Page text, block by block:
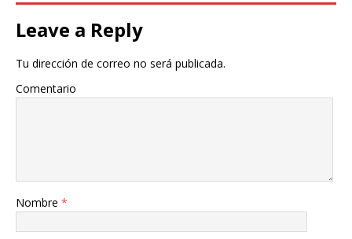
Leave a Reply
Tu dirección de correo no será publicada.
Comentario
Nombre *